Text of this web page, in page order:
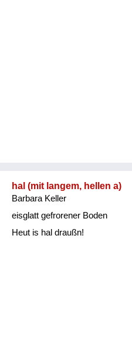
hal (mit langem, hellen a)
Barbara Keller
eisglatt gefrorener Boden
Heut is hal draußn!